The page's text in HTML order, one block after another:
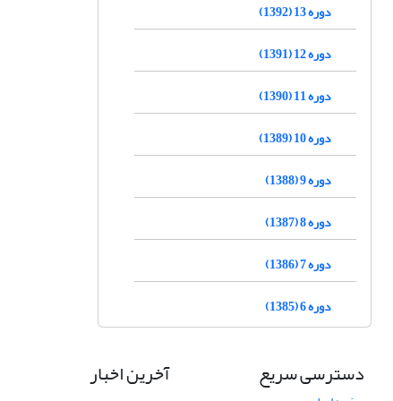
دوره 13 (1392)
دوره 12 (1391)
دوره 11 (1390)
دوره 10 (1389)
دوره 9 (1388)
دوره 8 (1387)
دوره 7 (1386)
دوره 6 (1385)
دسترسی سریع آخرین اخبار